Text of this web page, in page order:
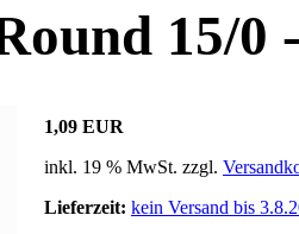
15/0
1,09 EUR
inkl. 19 % MwSt. zzgl.
Lieferzeit: kein Versand bis